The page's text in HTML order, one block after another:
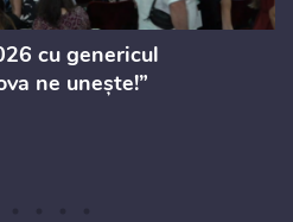
cu genericul
ne unește!”